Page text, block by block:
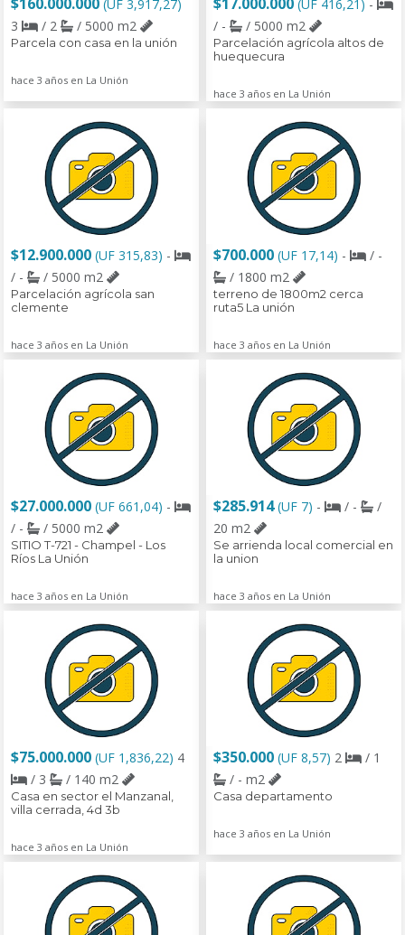
(UF 3,917,27)
3
/ 2 / 5000 m2
Parcela con casa en la unión
hace 3 años en La Unión
(UF 416,21) -
/ -
/ 5000 m2
Parcelación agrícola altos de
huequecura
hace 3 años en La Unión
$12.900.000 (UF 315,83) -
/ -
/ 5000 m2
Parcelación agrícola san
clemente
hace 3 años en La Unión
$700.000 (UF 17,14) -
/ -
/ 1800 m2
terreno de 1800m2 cerca
ruta5 La unión
hace 3 años en La Unión
$27.000.000 (UF 661,04) -
/ -
/ 5000 m2
SITIO T-721 - Champel - Los
Ríos La Unión
hace 3 años en La Unión
$285.914(UF 7) - / -
/
20 m2
Se arrienda local comercial en
la union
hace 3 años en La Unión
$75.000.000 (UF 1,836,22) 4
/ 3
/ 140 m2
Casa en sector el Manzanal,
villa cerrada, 4d 3b
hace 3 años en La Unión
$350.000 (UF 8,57) 2
/ 1
/ - m2
Casa departamento
hace 3 años en La Unión